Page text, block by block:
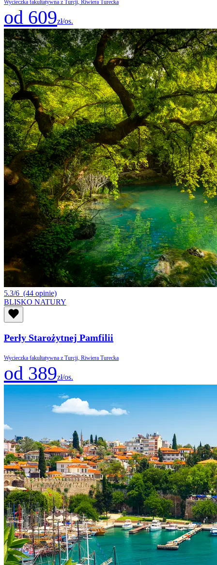
Wycieczka fakultatywna z Turcji, Riwiera Turecka
od 609zł/os.
5.3/6 (44 opinie)
BLISKO NATURY
Perły Starożytnej Pamfilii
Wycieczka fakultatywna z Turcji, Riwiera Turecka
od 389zł/os.